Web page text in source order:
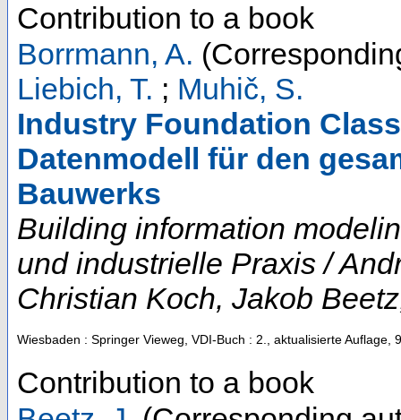
Contribution to a book
Borrmann, A.
Liebich, T. ; Muhič, S.
Industry Foundation
Datenmodell für den
Bauwerks
Building information
und industrielle Praxis /
Christian Koch, Jakob
Wiesbaden : Springer Vieweg, VDI-Buch : 2., aktualisierte Auflage,
Contribution to a book